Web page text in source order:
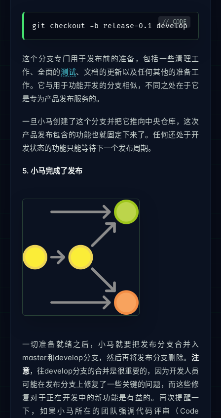
这个分支专门用于发布前的准备，包括一些清理工
作、全面的测试、文档的更新以及任何其他的准备工
作。它与用于功能开发的分支相似，不同之处在于它
是专为产品发布服务的。
一旦小马创建了这个分支并把它推向中央仓库，这次
产品发布包含的功能也就固定下来了。任何还处于开
发状态的功能只能等待下一个发布周期。
5. 小马完成了发布
一切准备就绪之后，小马就要把发布分支合并入
master和develop分支，然后再将发布分支删除。 注
意，往develop分支的合并是很重要的，因为开发人员
可能在发布分支上修复了一些关键的问题，而这些修
复对于正在开发中的新功能是有益的。再次提醒一
下，如果小马所在的团队强调代码评审（Code